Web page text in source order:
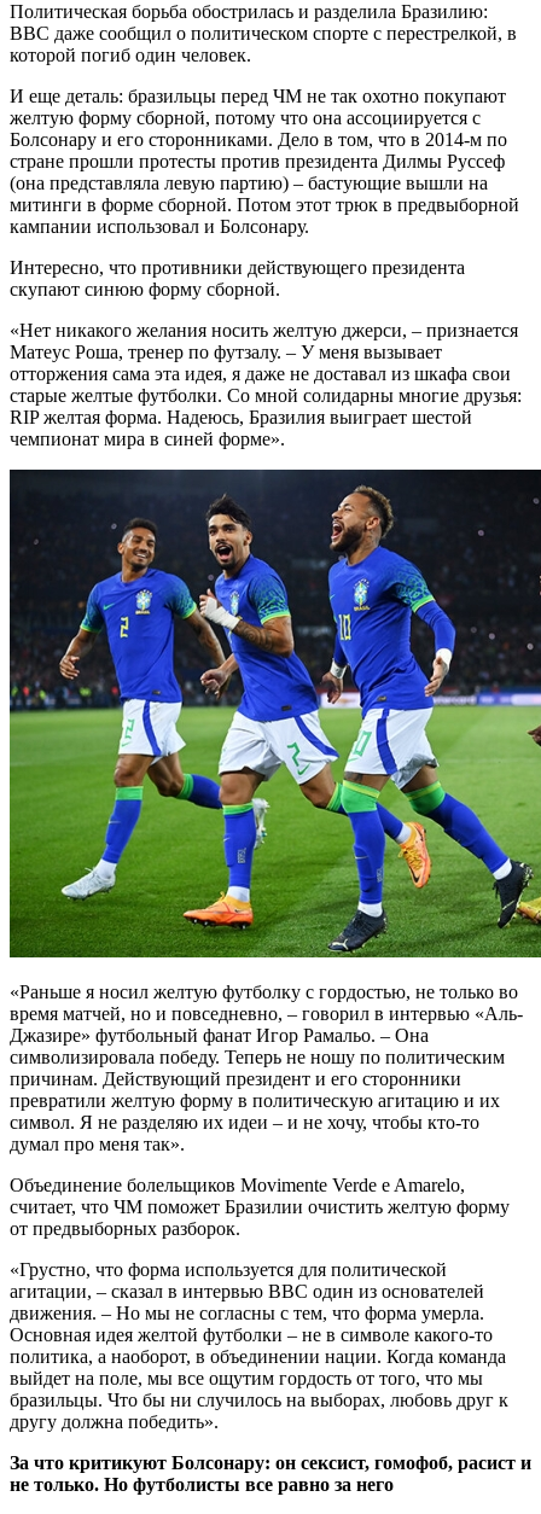
Политическая борьба обострилась и разделила Бразилию:
BBC даже сообщил о политическом спорте с перестрелкой, в
которой погиб один человек.
И еще деталь: бразильцы перед ЧМ не так охотно покупают
желтую форму сборной, потому что она ассоциируется с
Болсонару и его сторонниками. Дело в том, что в 2014-м по
стране прошли протесты против президента Дилмы Руссеф
(она представляла левую партию) – бастующие вышли на
митинги в форме сборной. Потом этот трюк в предвыборной
кампании использовал и Болсонару.
Интересно, что противники действующего президента
скупают синюю форму сборной.
«Нет никакого желания носить желтую джерси, – признается
Матеус Роша, тренер по футзалу. – У меня вызывает
отторжения сама эта идея, я даже не доставал из шкафа свои
старые желтые футболки. Со мной солидарны многие друзья:
RIP желтая форма. Надеюсь, Бразилия выиграет шестой
чемпионат мира в синей форме».
«Раньше я носил желтую футболку с гордостью, не только во
время матчей, но и повседневно, – говорил в интервью «Аль-
Джазире» футбольный фанат Игор Рамальо. – Она
символизировала победу. Теперь не ношу по политическим
причинам. Действующий президент и его сторонники
превратили желтую форму в политическую агитацию и их
символ. Я не разделяю их идеи – и не хочу, чтобы кто-то
думал про меня так».
Объединение болельщиков Movimente Verde e Amarelo,
считает, что ЧМ поможет Бразилии очистить желтую форму
от предвыборных разборок.
«Грустно, что форма используется для политической
агитации, – сказал в интервью BBC один из основателей
движения. – Но мы не согласны с тем, что форма умерла.
Основная идея желтой футболки – не в символе какого-то
политика, а наоборот, в объединении нации. Когда команда
выйдет на поле, мы все ощутим гордость от того, что мы
бразильцы. Что бы ни случилось на выборах, любовь друг к
другу должна победить».
За что критикуют Болсонару: он сексист, гомофоб, расист и
не только. Но футболисты все равно за него